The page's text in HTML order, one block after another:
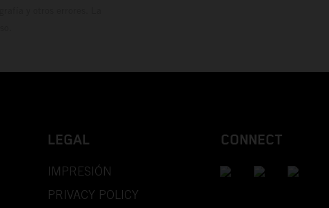
LEGAL
IMPRESIÓN
PRIVACY POLICY
CONNECT